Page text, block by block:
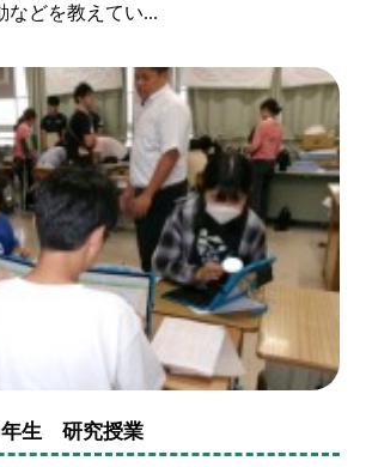
などを教えてい...
年生 研究授業